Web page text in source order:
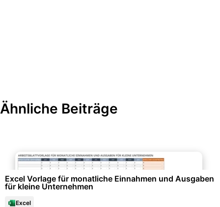
Ähnliche Beiträge
Excel Vorlage für monatliche Einnahmen und Ausgaben
für kleine Unternehmen
Excel